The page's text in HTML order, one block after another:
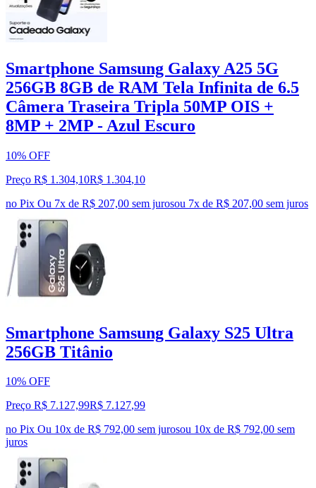
Smartphone Samsung Galaxy A25 5G
256GB 8GB de RAM Tela Infinita de 6.5
Câmera Traseira Tripla 50MP OIS +
8MP + 2MP - Azul Escuro
10% OFF
Preço R$ 1.304,10R$ 1.304,10
no Pix Ou 7x de R$ 207,00 sem jurosou 7x de R$ 207,00 sem juros
Smartphone Samsung Galaxy S25 Ultra
256GB Titânio
10% OFF
Preço R$ 7.127,99R$ 7.127,99
no Pix Ou 10x de R$ 792,00 sem jurosou 10x de R$ 792,00 sem
juros